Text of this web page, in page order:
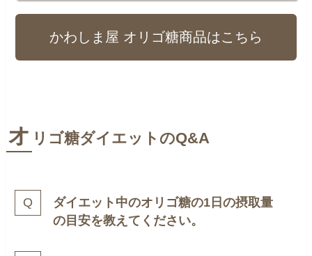
かわしま屋 オリゴ糖商品はこちら
オ リゴ糖ダイエットのQ&A
ダイエット中のオリゴ糖の1日の摂取量
の目安を教えてください。